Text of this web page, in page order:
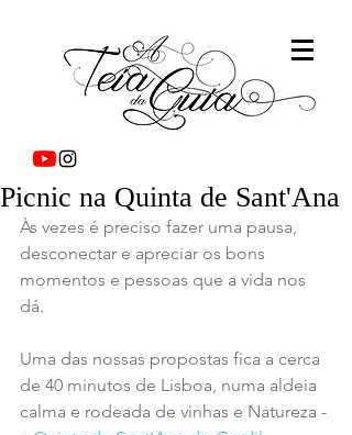
Picnic na Quinta de Sant'Ana
Às vezes é preciso fazer uma pausa,
desconectar e apreciar os bons
momentos e pessoas que a vida nos
dá.
Uma das nossas propostas fica a cerca
de 40 minutos de Lisboa, numa aldeia
calma e rodeada de vinhas e Natureza -